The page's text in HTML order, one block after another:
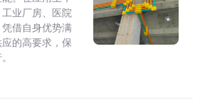
业厂房、医院
借自身优势满
的高要求，保